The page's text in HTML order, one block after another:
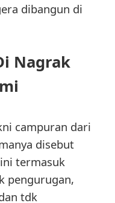
dibangun di
Nagrak
campuran dari
disebut
termasuk
pengurugan,
tdk